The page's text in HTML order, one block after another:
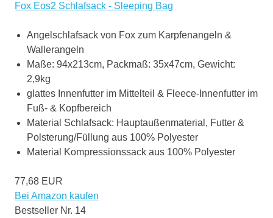
Fox Eos2 Schlafsack - Sleeping Bag
Angelschlafsack von Fox zum Karpfenangeln &
Wallerangeln
Maße: 94x213cm, Packmaß: 35x47cm, Gewicht:
2,9kg
glattes Innenfutter im Mittelteil & Fleece-Innenfutter im
Fuß- & Kopfbereich
Material Schlafsack: Hauptaußenmaterial, Futter &
Polsterung/Füllung aus 100% Polyester
Material Kompressionssack aus 100% Polyester
77,68 EUR
Bei Amazon kaufen
Bestseller Nr. 14